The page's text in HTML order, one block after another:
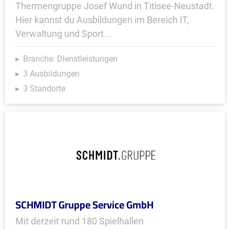
Thermengruppe Josef Wund in Titisee-Neustadt.
Hier kannst du Ausbildungen im Bereich IT,
Verwaltung und Sport...
Branche: Dienstleistungen
3 Ausbildungen
3 Standorte
SCHMIDT Gruppe Service GmbH
Mit derzeit rund 180 Spielhallen